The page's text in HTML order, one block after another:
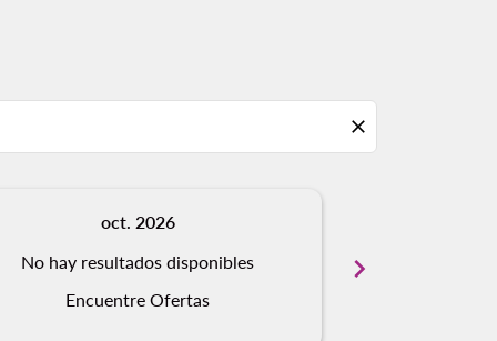
close
oct. 2026
No hay resultados disponibles
Encuentre Ofertas
chevron_right